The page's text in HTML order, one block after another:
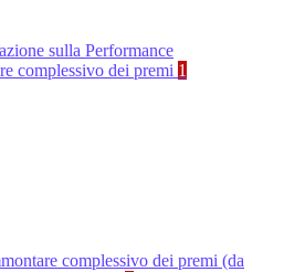
sulla Performance
complessivo dei premi 1
complessivo dei premi (da